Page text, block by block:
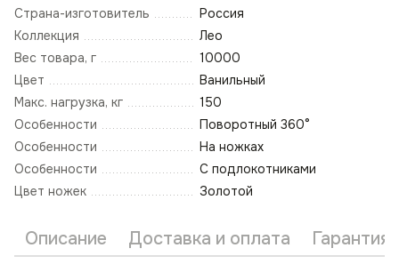
Страна-изготовитель
Россия
Коллекция
Лео
Вес товара, г
10000
Цвет
Ванильный
Макс. нагрузка, кг
150
Особенности
Поворотный 360°
Особенности
На ножках
Особенности
С подлокотниками
Цвет ножек
Золотой
Описание Доставка и оплата Гарантия